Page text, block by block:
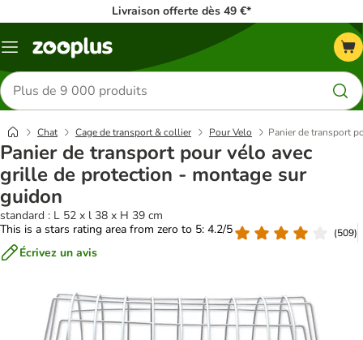
Livraison offerte dès 49 €*
Menu
Rechercher
des
produits
Chat Cage de transport & collier Pour Velo Panier de transport
Panier de transport pour vélo avec
grille de protection - montage sur
guidon
standard : L 52 x l 38 x H 39 cm
This is a stars rating area from zero to 5: 4.2/5
(509)
Écrivez un avis